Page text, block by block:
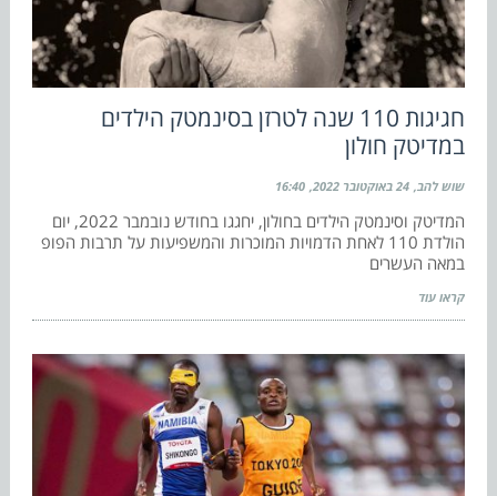
חגיגות 110 שנה לטרזן בסינמטק הילדים
במדיטק חולון
שוש להב 24 באוקטובר 2022 16:40
המדיטק וסינמטק הילדים בחולון, יחגגו בחודש נובמבר 2022, יום
הולדת 110 לאחת הדמויות המוכרות והמשפיעות על תרבות הפופ
במאה העשרים
קראו עוד